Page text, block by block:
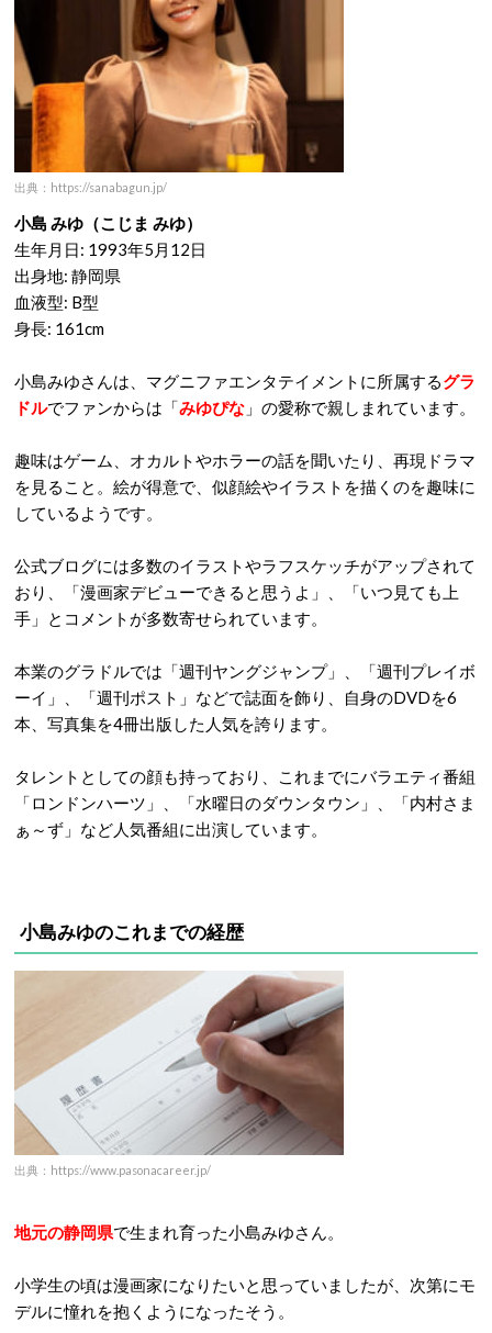
出典：https://sanabagun.jp/
小島 みゆ（こじま みゆ）
生年月日: 1993年5月12日
出身地: 静岡県
血液型: B型
身長: 161cm
小島みゆさんは、マグニファエンタテイメントに所属するグラ
ドルでファンからは「みゆぴな 」の愛称で親しまれています。
趣味はゲーム、オカルトやホラーの話を聞いたり、再現ドラマ
を見ること。絵が得意で、似顔絵やイラストを描くのを趣味に
しているようです。
公式ブログには多数のイラストやラフスケッチがアップされて
おり、「漫画家デビューできると思うよ」、「いつ見ても上
手」とコメントが多数寄せられています。
本業のグラドルでは「週刊ヤングジャンプ」、「週刊プレイボ
ーイ」、「週刊ポスト」などで誌面を飾り、自身のDVDを6
本、写真集を4冊出版した人気を誇ります。
タレントとしての顔も持っており、これまでにバラエティ番組
「ロンドンハーツ」、「水曜日のダウンタウン」、「内村さま
ぁ～ず」など人気番組に出演しています。
小島みゆのこれまでの経歴
出典：https://www.pasonacareer.jp/
地元の静岡県で生まれ育った小島みゆさん。
小学生の頃は漫画家になりたいと思っていましたが、次第にモ
デルに憧れを抱くようになったそう。